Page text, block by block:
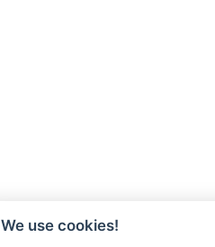
We use cookies!